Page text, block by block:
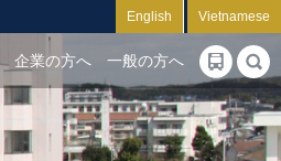
English Vietnamese
企業の方へ 一般の方へ